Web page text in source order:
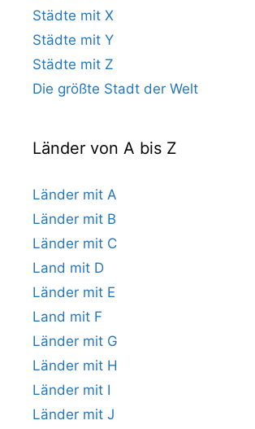
Städte mit X
Städte mit Y
Städte mit Z
Die größte Stadt der Welt
Länder von A bis Z
Länder mit A
Länder mit B
Länder mit C
Land mit D
Länder mit E
Land mit F
Länder mit G
Länder mit H
Länder mit I
Länder mit J